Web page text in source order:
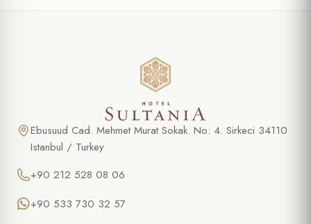
Ebusuud Cad. Mehmet Murat Sokak. No: 4. Sirkeci 34110
Istanbul / Turkey
+90 212 528 08 06
+90 533 730 32 57